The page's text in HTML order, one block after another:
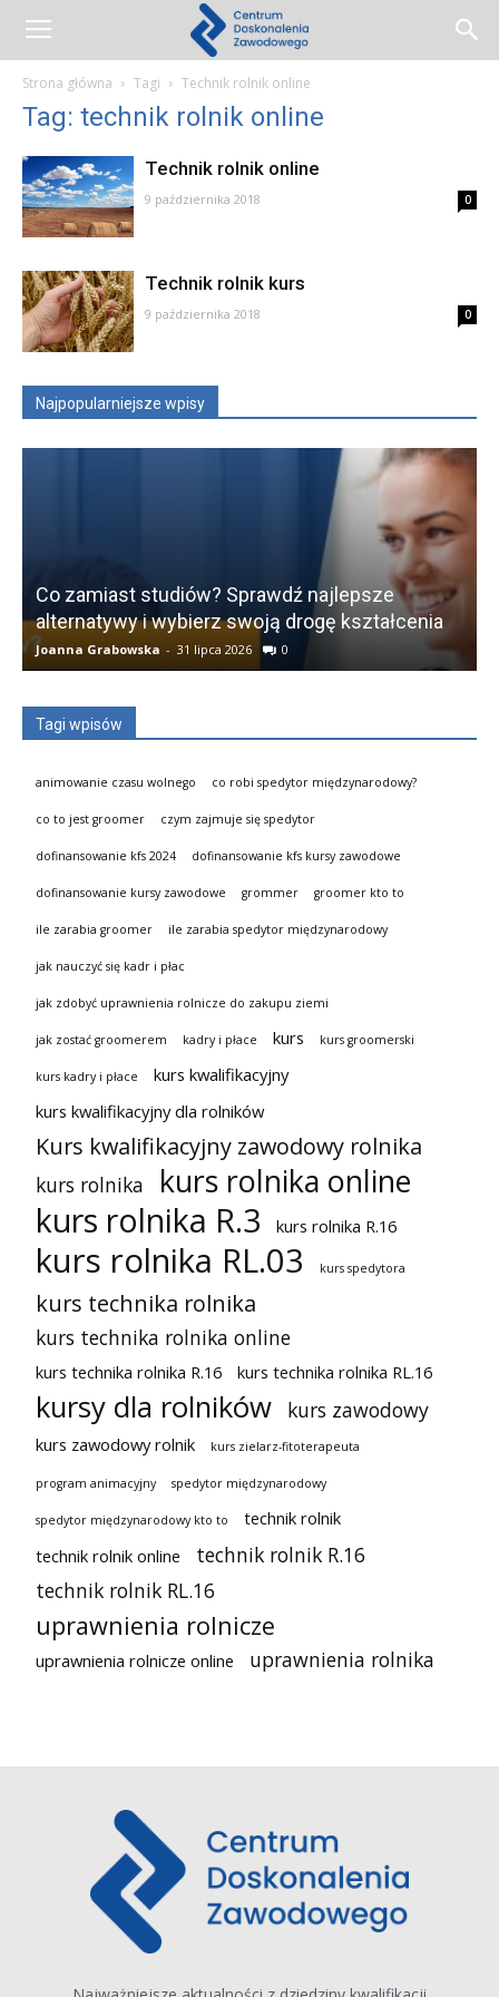
Centrum
Doskonalenia
Zawodowego
Strona główna Tagi Technik rolnik online
Tag: technik rolnik online
Technik rolnik online
9 października 2018 0
Technik rolnik kurs
9 października 2018 0
Najpopularniejsze wpisy
Co zamiast studiów? Sprawdź najlepsze
alternatywy i wybierz swoją drogę kształcenia
Joanna Grabowska - 31 lipca 2026 0
Tagi wpisów
animowanie czasu wolnego co robi spedytor międzynarodowy?
co to jest groomer czym zajmuje się spedytor
dofinansowanie kfs 2024 dofinansowanie kfs kursy zawodowe
dofinansowanie kursy zawodowe grommer groomer kto to
ile zarabia groomer ile zarabia spedytor międzynarodowy
jak nauczyć się kadr i płac
jak zdobyć uprawnienia rolnicze do zakupu ziemi
jak zostać groomerem kadry i płace kurs kurs groomerski
kurs kadry i płace
kurs kwalifikacyjny
kurs kwalifikacyjny dla rolników
Kurs kwalifikacyjny zawodowy rolnika
kurs rolnika kurs rolnika online
kurs rolnika R.3 kurs rolnika R.16
kurs rolnika RL.03 kurs spedytora
kurs technika rolnika
kurs technika rolnika online
kurs technika rolnika R.16 kurs technika rolnika RL.16
kursy dla rolników kurs zawodowy
kurs zawodowy rolnik kurs zielarz-fitoterapeuta
program animacyjny spedytor międzynarodowy
spedytor międzynarodowy kto to
technik rolnik
technik rolnik online
technik rolnik R.16
technik rolnik RL.16
uprawnienia rolnicze
uprawnienia rolnicze online uprawnienia rolnika